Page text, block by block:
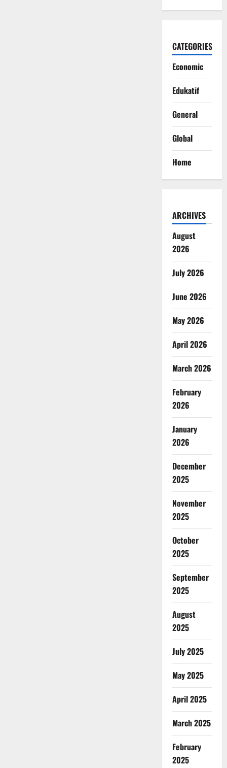
CATEGORIES
Economic
Edukatif
General
Global
Home
ARCHIVES
August
2026
July 2026
June 2026
May 2026
April 2026
March 2026
February
2026
January
2026
December
2025
November
2025
October
2025
September
2025
August
2025
July 2025
May 2025
April 2025
March 2025
February
2025